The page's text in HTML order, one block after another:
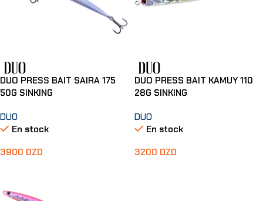
DUO PRESS BAIT SAIRA 175
50G SINKING
DUO
En stock
3900 DZD
DUO PRESS BAIT KAMUY 110
28G SINKING
DUO
En stock
3200 DZD